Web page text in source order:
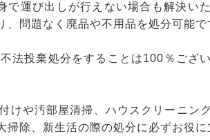
運び出しが行えない場合も解決い
問題なく廃品や不用品を処分可能で
法投棄処分をすることは100％ござ
けや汚部屋清掃、ハウスクリーニン
除、新生活の際の処分に必ずお役に